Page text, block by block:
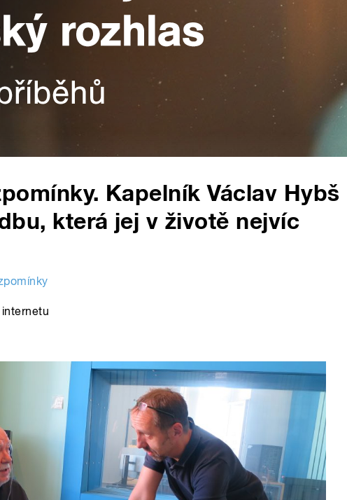
Kapelník Václav Hybš
která jej v životě nejvíc